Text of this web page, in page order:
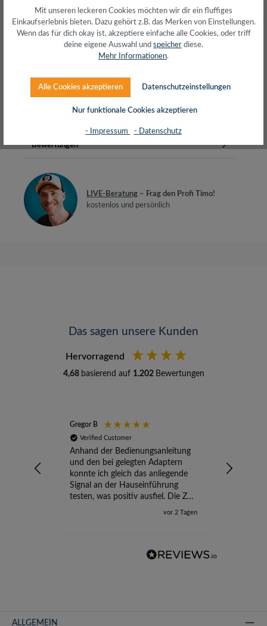
AluminiumdrahtFlexibler PVC Mantel2…
Bewertungen
LIVE-Beratung – Frag den Profi Timo!
kostenlos und persönlich
Das sagen unsere Kunden
Hervorragend
4,68 basierend auf 1.202 Bewertungen
Gregor B
Verified Customer
Anhand der Bedienungsanleitung
und den bei gelegten Adaptern
konnte ich gleich das anliegende
Signal an der Hauseinführung
testen, was positiv ausfiel. Die Zeit
der Ungewissheit ist jetzt vorbei,
vor 2 Tagen
ALLGEMEIN
Mit unseren leckeren Cookies möchten wir dir ein fluffiges
Einkaufserlebnis bieten. Dazu gehört z.B. das Merken von Einstellungen.
Wenn das für dich okay ist, akzeptiere einfache alle Cookies, oder triff
deine eigene Auswahl und speicher diese.
Mehr Informationen.
Alle Cookies akzeptieren Datenschutzeinstellungen
Nur funktionale Cookies akzeptieren
- Impressum - Datenschutz